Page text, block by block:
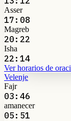
Asser
17:08
Magreb
20:22
Isha
22:14
Ver horarios de
Velenje
Fajr
03:46
amanecer
05:51